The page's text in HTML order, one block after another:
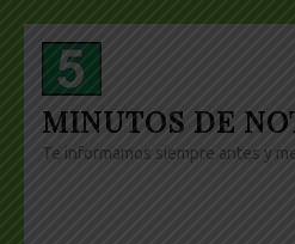
Skip
content
(Press
Enter)
MINUTOS DE
Te informamos siempre antes y